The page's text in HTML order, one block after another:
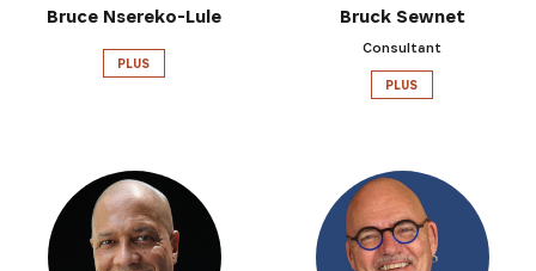
Recevez les dernières informations sur l'Africa
Prize Initiative, nos héros et nos partenaires
Bruce Nsereko-Lule
PLUS
Bruck Sewnet
Consultant
PLUS